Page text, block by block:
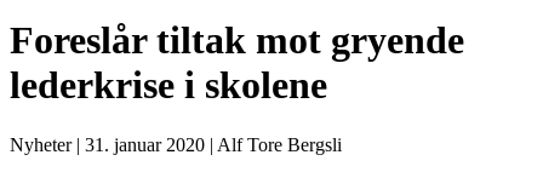
Foreslår tiltak mot gryende
lederkrise i skolene
Nyheter | 31. januar 2020 | Alf Tore Bergsli